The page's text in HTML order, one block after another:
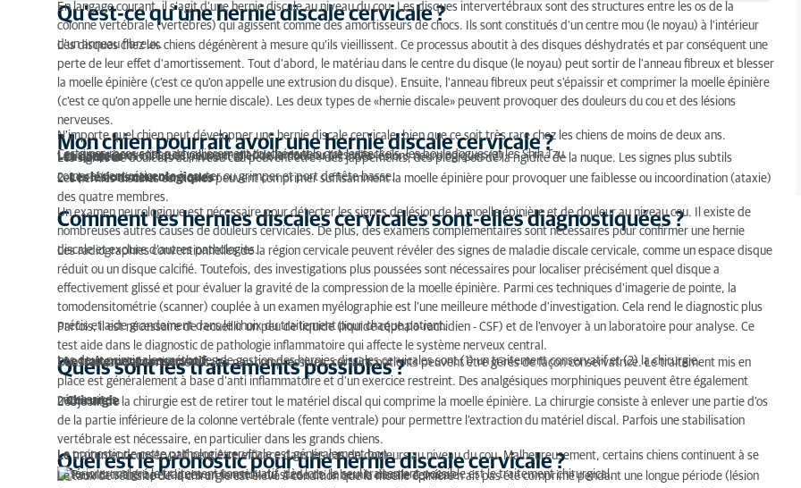
Qu'est-ce qu'une hernie discale cervicale ?
Mon chien pourrait avoir une hernie discale cervicale ?
Comment les hernies discales cervicales sont-elles diagnostiquées ?
Quels sont les traitements possibles ?
Quel est le pronostic pour une hernie discale cervicale ?
Qu'est-ce qu'une hernie discale cervicale ?
En langage courant, il s’agit d’une hernie discale au niveau du cou. Les disques intervertébraux sont des structures entre les os de la
colonne vertébrale (vertèbres) qui agissent comme des amortisseurs de chocs. Ils sont constitués d'un centre mou (le noyau) à l'intérieur
d'un anneau fibreux.
Les disques chez les chiens dégénèrent à mesure qu'ils vieillissent. Ce processus aboutit à des disques déshydratés et par conséquent une
perte de leur effet d'amortissement. Tout d'abord, le matériau dans le centre du disque (le noyau) peut sortir de l'anneau fibreux et blesser
la moelle épinière (c'est ce qu'on appelle une extrusion du disque). Ensuite, l'anneau fibreux peut s'épaissir et comprimer la moelle épinière
(c'est ce qu'on appelle une hernie discale). Les deux types de «hernie discale» peuvent provoquer des douleurs du cou et des lésions
nerveuses.
Mon chien pourrait avoir une hernie discale cervicale ?
N'importe quel chien peut développer une hernie discale cervicale, bien que ce soit très rare chez les chiens de moins de deux ans.
Certaines races sont particulièrement touchées tels que les teckels, les bouledogues et les Shih Tzu.
Les signes peuvent se développer graduellement ou très vite.
Les symptômes cliniques peuvent aller de la douleur (1) à des lésions neurologiques (2)
1 La douleur
Les signes de douleurs au niveau cou peuvent être : des jappements, des pleurs ou de la rigidité de la nuque. Les signes plus subtils
comprennent réticence à sauter ou grimper et port de tête basse.
2.Les lésions neurologiques
Les hernies discales cervicales peuvent comprimer suffisamment la moelle épinière pour provoquer une faiblesse ou incoordination (ataxie)
des quatre membres.
Comment les hernies discales cervicales sont-elles diagnostiquées ?
Un examen neurologique est nécessaire pour détecter les signes de lésion de la moelle épinière et de douleur au niveau cou. Il existe de
nombreuses autres causes de douleurs cervicales. De plus, des examens complémentaires sont nécessaires pour confirmer une hernie
discale et exclure d’autres pathologies.
Les radiographies conventionnelles de la région cervicale peuvent révéler des signes de maladie discale cervicale, comme un espace disque
réduit ou un disque calcifié. Toutefois, des investigations plus poussées sont nécessaires pour localiser précisément quel disque a
effectivement glissé et pour évaluer la gravité de la compression de la moelle épinière. Parmi ces techniques d'imagerie de pointe, la
tomodensitométrie (scanner) couplée à un examen myélographie est l’une meilleure méthode d'investigation. Cela rend le diagnostic plus
précis et aide grandement dans le choix du traitement pour chaque patient.
Parfois, il est nécessaire de recueillir un peu de liquide (liquide céphalo-rachidien - CSF) et de l'envoyer à un laboratoire pour analyse. Ce
test aide dans le diagnostic de pathologie inflammatoire qui affecte le système nerveux central.
Quels sont les traitements possibles ?
Les deux principales méthodes de gestion des hernies discales cervicales sont (1) un traitement conservatif et (2) la chirurgie.
1Le traitement conservatif
Dans les cas de hernies cervicales peu compressives, certains patients peuvent être gérés de façon conservatrice. Le traitement mis en
place est généralement à base d’anti inflammatoire et d’un exercice restreint. Des analgésiques morphiniques peuvent être également
nécessaires.
2Chirurgie
L’objectif de la chirurgie est de retirer tout le matériel discal qui comprime la moelle épinière. La chirurgie consiste à enlever une partie d'os
de la partie inférieure de la colonne vertébrale (fente ventrale) pour permettre l'extraction du matériel discal. Parfois une stabilisation
vertébrale est nécessaire, en particulier dans les grands chiens.
Quel est le pronostic pour une hernie discale cervicale ?
Le pronostic de cette pathologie cervicale est généralement bon.
Le traitement conservatif peut être efficace dans les cas de douleurs au niveau du cou. Malheureusement, certains chiens continuent à se
détériorer malgré le traitement conservatif, dès lors, le seul traitement possible est le traitement chirurgical.
Le taux de réussite de la chirurgie est élevé à condition que la moelle épinière n'ait pas été comprimé pendant une longue période (lésion